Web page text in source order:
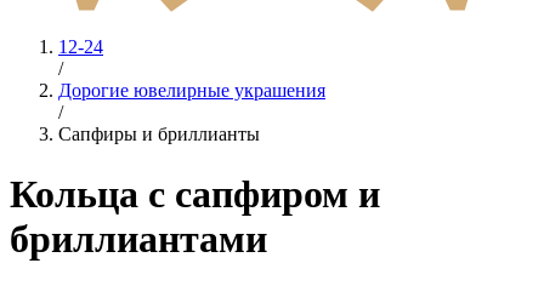
12-24
/
Дорогие ювелирные украшения
/
Сапфиры и бриллианты
Кольца с сапфиром и
бриллиантами